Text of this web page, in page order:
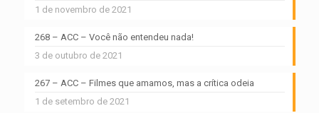
1 de novembro de 2021
268 – ACC – Você não entendeu nada!
3 de outubro de 2021
267 – ACC – Filmes que amamos, mas a crítica odeia
1 de setembro de 2021